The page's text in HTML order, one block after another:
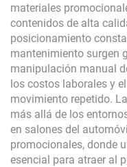
materiales
contenidos de alta
posicionamiento
mantenimiento surgen
manipulación manual
los costos laborales y
movimiento repetido.
más allá de los
en salones del
promocionales, donde
esencial para atraer al